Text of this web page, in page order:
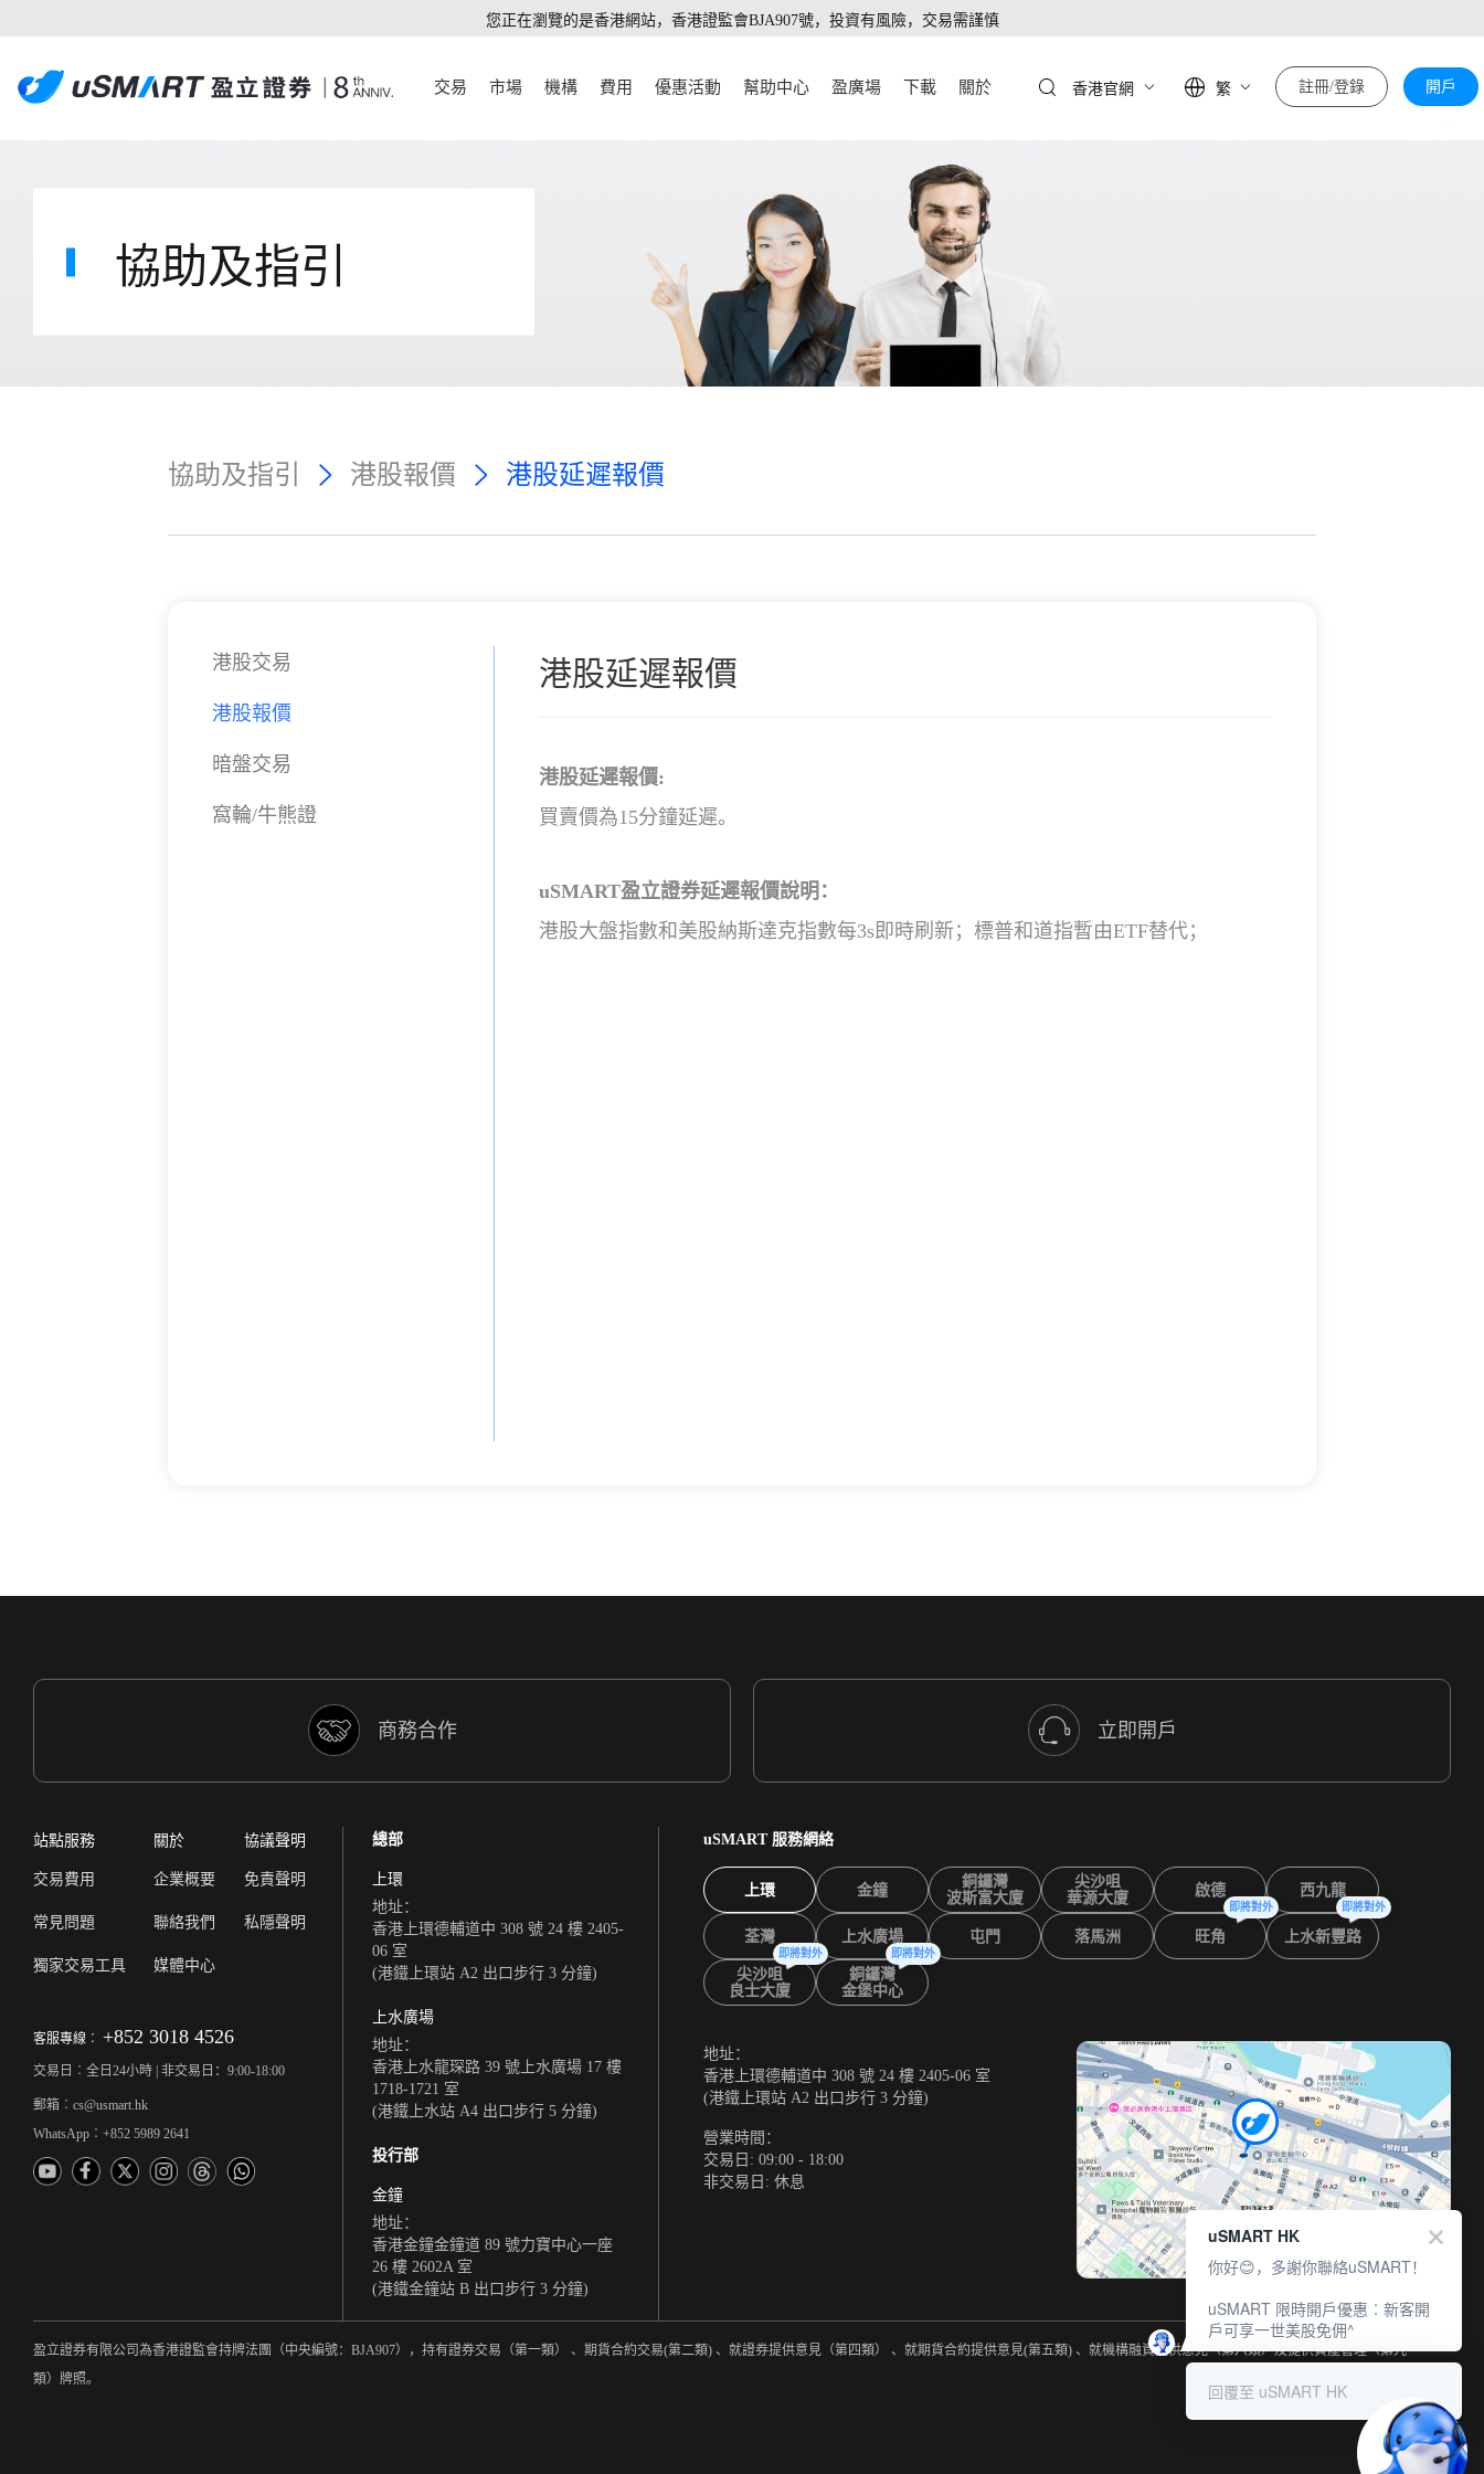
您正在瀏覽的是香港網站，香港證監會BJA907號，投資有風險，交易需謹慎
交易 市場 機構 費用 優惠活動 幫助中心 盈廣場 下載 關於 香港官網 繁 註冊/登錄 開戶
協助及指引
協助及指引 港股報價 港股延遲報價
港股交易
港股報價
暗盤交易
窩輪/牛熊證
港股延遲報價
港股延遲報價:
買賣價為15分鐘延遲。
uSMART盈立證券延遲報價說明：
港股大盤指數和美股納斯達克指數每3s即時刷新；標普和道指暫由ETF替代；
商務合作 立即開戶
站點服務
交易費用
常見問題
獨家交易工具
關於
企業概要
聯絡我們
媒體中心
協議聲明
免責聲明
私隱聲明
客服專線︰ +852 3018 4526
交易日︰全日24小時 | 非交易日：9:00-18:00
郵箱︰cs@usmart.hk
WhatsApp︰+852 5989 2641
總部
上環
地址：
香港上環德輔道中 308 號 24 樓 2405-
06 室
(港鐵上環站 A2 出口步行 3 分鐘)
上水廣場
地址：
香港上水龍琛路 39 號上水廣場 17 樓
1718-1721 室
(港鐵上水站 A4 出口步行 5 分鐘)
投行部
金鐘
地址：
香港金鐘金鐘道 89 號力寶中心一座
26 樓 2602A 室
(港鐵金鐘站 B 出口步行 3 分鐘)
uSMART 服務網絡
上環 金鐘
銅鑼灣
波斯富大廈
尖沙咀
華源大廈
啟德 西九龍
荃灣 上水廣場 屯門 落馬洲 旺角
即將對外
上水新豐路
即將對外
尖沙咀
良士大廈
即將對外
銅鑼灣
金堡中心
即將對外
地址：
香港上環德輔道中 308 號 24 樓 2405-06 室
(港鐵上環站 A2 出口步行 3 分鐘)
營業時間：
交易日: 09:00 - 18:00
非交易日: 休息
盈立證券有限公司為香港證監會持牌法團（中央編號：BJA907），持有證券交易（第一類） 、期貨合約交易(第二類) 、就證券提供意見（第四類） 、就期貨合約提供意見(第五類) 、就機構融資提供意見（第六類）及提供資產管理（第九
類）牌照。
uSMART HK
你好😊，多謝你聯絡uSMART！
uSMART 限時開戶優惠︰新客開
戶可享一世美股免佣^
回覆至 uSMART HK